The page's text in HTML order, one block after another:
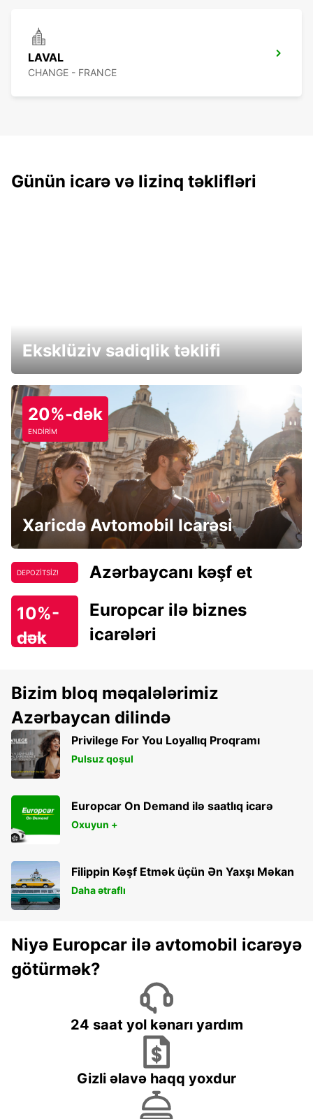
LAVAL
CHANGE - FRANCE
Günün icarə və lizinq təklifləri
Eksklüziv sadiqlik təklifi
20%-dək
ENDİRİM
Xaricdə Avtomobil Icarəsi
DEPOZİTSİZ! Azərbaycanı kəşf et
10%-
dək
endirim!
Europcar ilə biznes
icarələri
Bizim bloq məqalələrimiz
Azərbaycan dilində
Privilege For You Loyallıq Proqramı
Pulsuz qoşul
Europcar On Demand ilə saatlıq icarə
Oxuyun +
Filippin Kəşf Etmək üçün Ən Yaxşı Məkan
Daha ətraflı
Niyə Europcar ilə avtomobil icarəyə
götürmək?
24 saat yol kənarı yardım
Gizli əlavə haqq yoxdur